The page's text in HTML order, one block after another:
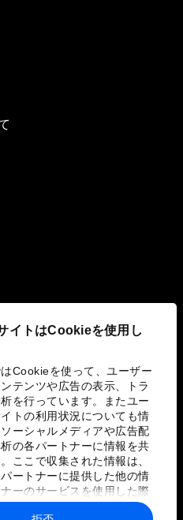
イトはCookieを使用し
Cookieを使って、ユーザー
テンツや広告の表示、トラ
を行っています。またユー
トの利用状況についても情
ーシャルメディアや広告配
の各パートナーに情報を共
ここで収集された情報は、
ートナーに提供した他の情
ーのサービスを使用した際
報と組み合わされ、各パー
み